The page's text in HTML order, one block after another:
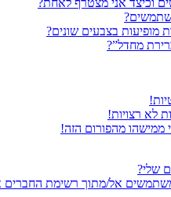
מופיעות בצבעים שונים?
מחדל”?
לא רצויות!
ממישהו מהפורום הזה!
שלי?
משתמשים אל/מתוך רשימת החברים